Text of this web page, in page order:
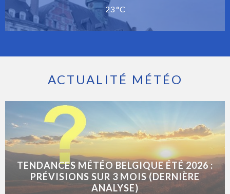
23 °C
ACTUALITÉ MÉTÉO
TENDANCES MÉTÉO BELGIQUE ÉTÉ 2026 :
PRÉVISIONS SUR 3 MOIS (DERNIÈRE
ANALYSE)